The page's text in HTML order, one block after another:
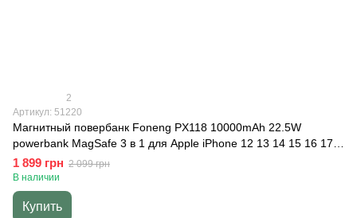
2
Артикул: 51220
Магнитный повербанк Foneng PX118 10000mAh 22.5W
powerbank MagSafe 3 в 1 для Apple iPhone 12 13 14 15 16 17
Apple Watch беспроводной портативный магсейф магнитная
беспроводная зарядка универсальный повербанк 10 000,
Серый
1 899 грн 2 099 грн
В наличии
Купить